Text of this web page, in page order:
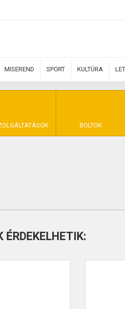
MISEREND SPORT KULTÚRA
BOLTOK